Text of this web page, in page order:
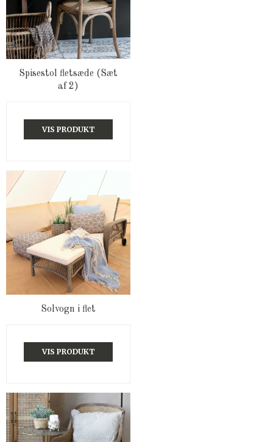
Spisestol fletsæde (Sæt
af 2)
VIS PRODUKT
Solvogn i flet
VIS PRODUKT